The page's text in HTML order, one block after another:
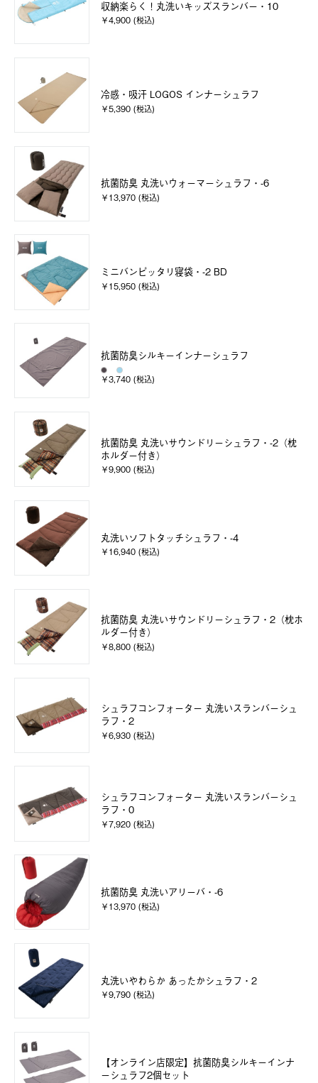
収納楽らく！丸洗いキッズスランバー・10
￥4,900 (税込)
冷感・吸汗 LOGOS インナーシュラフ
￥5,390 (税込)
抗菌防臭 丸洗いウォーマーシュラフ・-6
￥13,970 (税込)
ミニバンピッタリ寝袋・-2 BD
￥15,950 (税込)
抗菌防臭シルキーインナーシュラフ
￥3,740 (税込)
抗菌防臭 丸洗いサウンドリーシュラフ・-2（枕
ホルダー付き）
￥9,900 (税込)
丸洗いソフトタッチシュラフ・-4
￥16,940 (税込)
抗菌防臭 丸洗いサウンドリーシュラフ・2（枕ホ
ルダー付き）
￥8,800 (税込)
シュラフコンフォーター 丸洗いスランバーシュ
ラフ・2
￥6,930 (税込)
シュラフコンフォーター 丸洗いスランバーシュ
ラフ・0
￥7,920 (税込)
抗菌防臭 丸洗いアリーバ・-6
￥13,970 (税込)
丸洗いやわらか あったかシュラフ・2
￥9,790 (税込)
【オンライン店限定】抗菌防臭シルキーインナ
ーシュラフ2個セット